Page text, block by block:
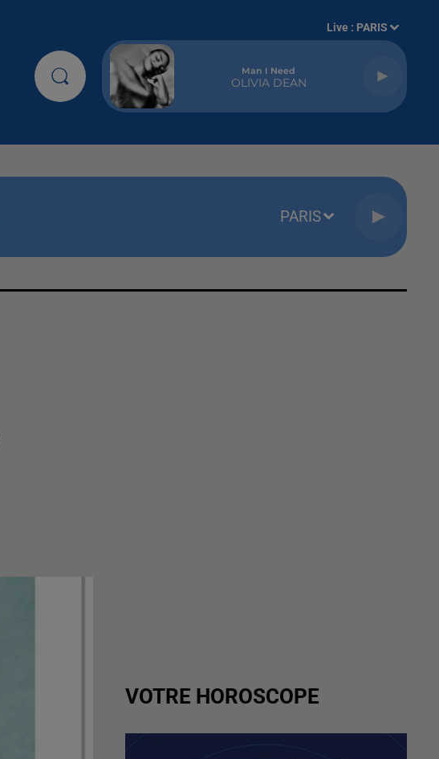
Live : PARIS
Man I Need
OLIVIA DEAN
PARIS
VOTRE HOROSCOPE